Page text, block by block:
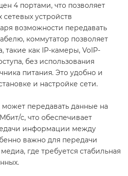
4 портами, что позволяет
устройств
возможности передавать
коммутатор позволяет
такие как IP-камеры, VoIP-
без использования
питания. Это удобно и
и настройке сети.
может передавать данные на
с, что обеспечивает
информации между
важно для передачи
где требуется стабильная